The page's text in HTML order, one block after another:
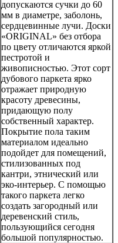
допускаются сучки до 60
мм в диаметре, заболонь,
сердцевинные лучи. Доски
«ORIGINAL» без отбора
по цвету отличаются яркой
пестротой и
живописностью. Этот сорт
дубового паркета ярко
отражает природную
красоту древесины,
придающую полу
собственный характер.
Покрытие пола таким
материалом идеально
подойдет для помещений,
стилизованных под
кантри, этнический или
эко-интерьер. С помощью
такого паркета легко
создать загородный или
деревенский стиль,
пользующийся сегодня
большой популярностью.